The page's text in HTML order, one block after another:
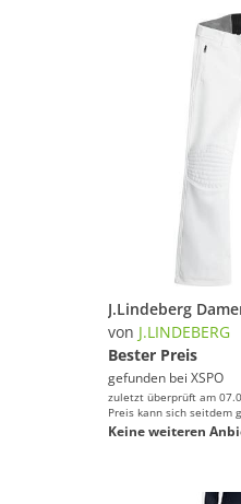
von J.LINDEBERG
Bester Preis
gefunden bei XSPO
zuletzt überprüft am
Preis kann sich seitdem
Keine weiteren